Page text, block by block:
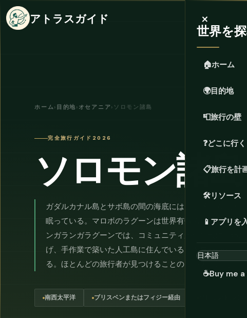
アトラスガイド ×
世界を
🏠ホーム
🌍目的地
📮旅行の壁
❓どこに行く
📋旅行を計
🛠️リソース
📱 アプリを
☕Buy me
ホーム› 目的地 › オセアニア› ソロモン諸島
完全旅行ガイド2026
ソロモン諸島
ガダルカナル島とサボ島の間の海底には、地球上のほぼど
眠っている。マロボのラグーンは世界有数のダイビング目
ンガランガラグーンでは、コミュニティが何世代にもわた
げ、手作業で築いた人工島に住んでいる。海岸沿いの頭
る。ほとんどの旅行者が見つけることのない太平洋だ。
南西太平洋 ブリスベンまたはフィジー経由